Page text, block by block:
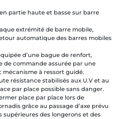
partie haute et basse sur barre
extrémité de barre mobile,
automatique des barres mobiles
d’une bague de renfort,
de commande assurée par une
mécanisme à ressort guidé.
résistance stabilisés aux U.V et au
par place possible sans danger.
place par place lors de
grâce au passage d’axe prévu
supérieures des longerons et des